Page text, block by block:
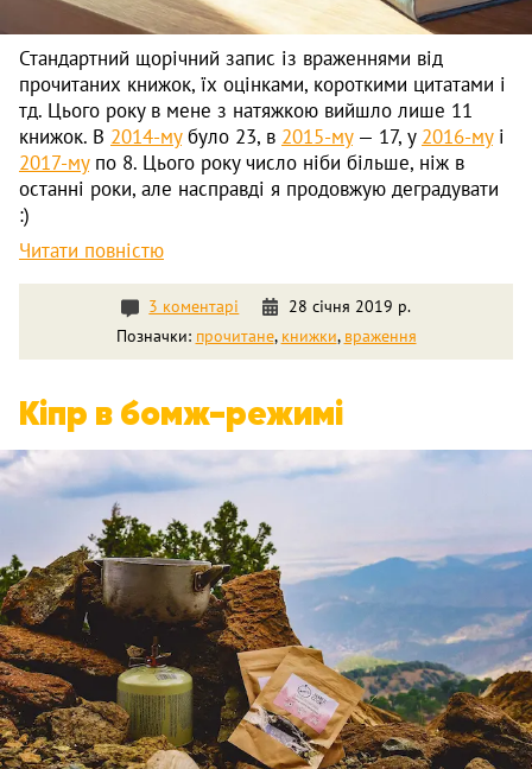
Стандартний щорічний запис із враженнями від
прочитаних книжок, їх оцінками, короткими цитатами і
тд. Цього року в мене з натяжкою вийшло лише 11
книжок. В 2014-мубуло 23, в 2015-му— 17, у 2016-муі
2017-мупо 8. Цього року число ніби більше, ніж в
останні роки, але насправді я продовжую деградувати
:)
Читати повністю
3 коментарі
28 січня 2019 р.
Позначки: прочитане, книжки, враження
Кіпр в бомж-режимі